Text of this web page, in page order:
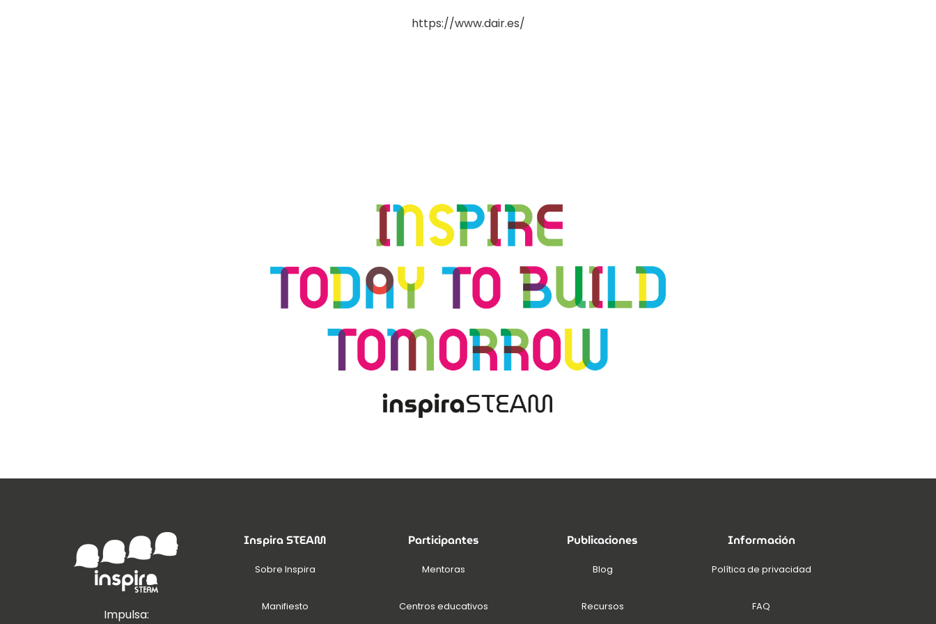
https://www.dair.es/
Impulsa:
Inspira STEAM
Sobre Inspira
Manifiesto
Participantes
Mentoras
Centros educativos
Publicaciones
Blog
Recursos
Información
Política de privacidad
FAQ